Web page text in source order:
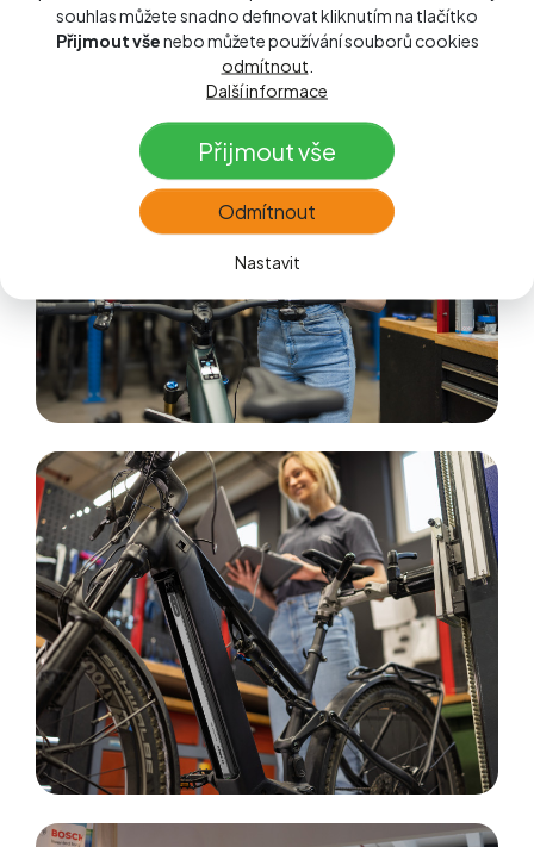
souhlas můžete snadno definovat kliknutím na tlačítko
Přijmout všenebo můžete používání souborů cookies
odmítnout
Další informace
Přijmout vše
Odmítnout
Nastavit
Práce vyžadující originální diagnostické
nástroje a přístup k náhradním dílům